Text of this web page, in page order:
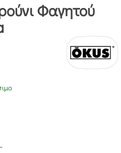
Φαγητού